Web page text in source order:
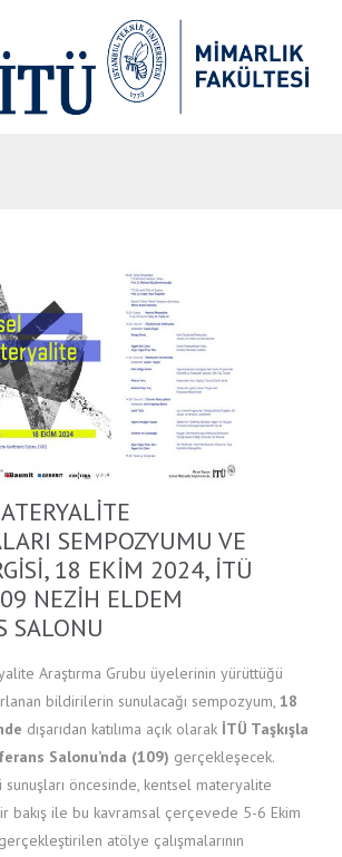
SEMPOZYUMU VE
18 EKIM 2024, İTÜ
NEZIH ELDEM
SALONU
Araştırma Grubu üyelerinin yürüttüğü
bildirilerin sunulacağı sempozyum, 18
dışarıdan katılıma açık olarak İTÜ Taşkışla
Salonu’nda (109) gerçekleşecek.
öncesinde, kentsel materyalite
bakış ile bu kavramsal çerçevede 5-6 Ekim
atölye çalışmalarının